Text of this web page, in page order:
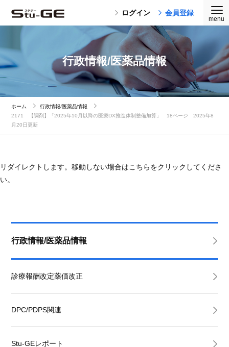
ログイン 会員登録
行政情報/医薬品情報
ホーム
行政情報/医薬品情報
2171 【調剤】「2025年10月以降の医療DX推進体制整備加算」 18ページ 2025年8
月20日更新
リダイレクトします。移動しない場合はこちらをクリックしてくださ
い。
行政情報/医薬品情報
診療報酬改定薬価改正
DPC/PDPS関連
Stu-GEレポート